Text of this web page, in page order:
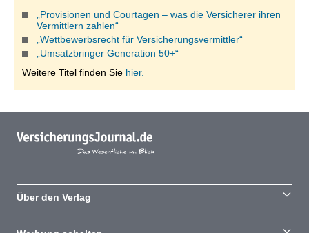
„Provisionen und Courtagen – was die Versicherer ihren
Vermittlern zahlen“
„Wettbewerbsrecht für Versicherungsvermittler“
„Umsatzbringer Generation 50+“
Weitere Titel finden Sie hier.
Über den Verlag